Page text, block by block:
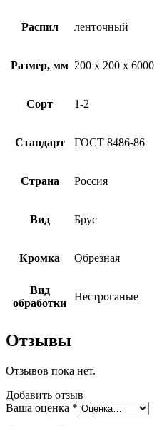
Распил ленточный
Размер, мм 200 х 200 х 6000
Сорт 1-2
Стандарт ГОСТ 8486-86
Страна Россия
Вид Брус
Кромка Обрезная
Вид
обработки
Нестроганые
Отзывы
Отзывов пока нет.
Добавить отзыв
Ваша оценка *